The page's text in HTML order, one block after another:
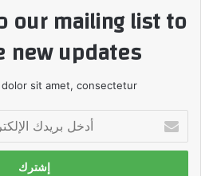
our mailing list to
updates!
sit amet, consectetur.
بريدك
الإلكتروني